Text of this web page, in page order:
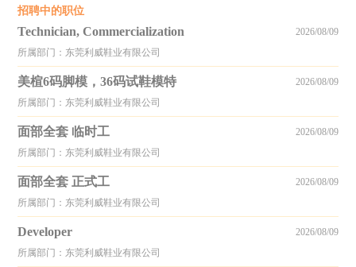
招聘中的职位
Technician, Commercialization
所属部门：东莞利威鞋业有限公司
2026/08/09
美楦6码脚模，36码试鞋模特
所属部门：东莞利威鞋业有限公司
2026/08/09
面部全套 临时工
所属部门：东莞利威鞋业有限公司
2026/08/09
面部全套 正式工
所属部门：东莞利威鞋业有限公司
2026/08/09
Developer
所属部门：东莞利威鞋业有限公司
2026/08/09